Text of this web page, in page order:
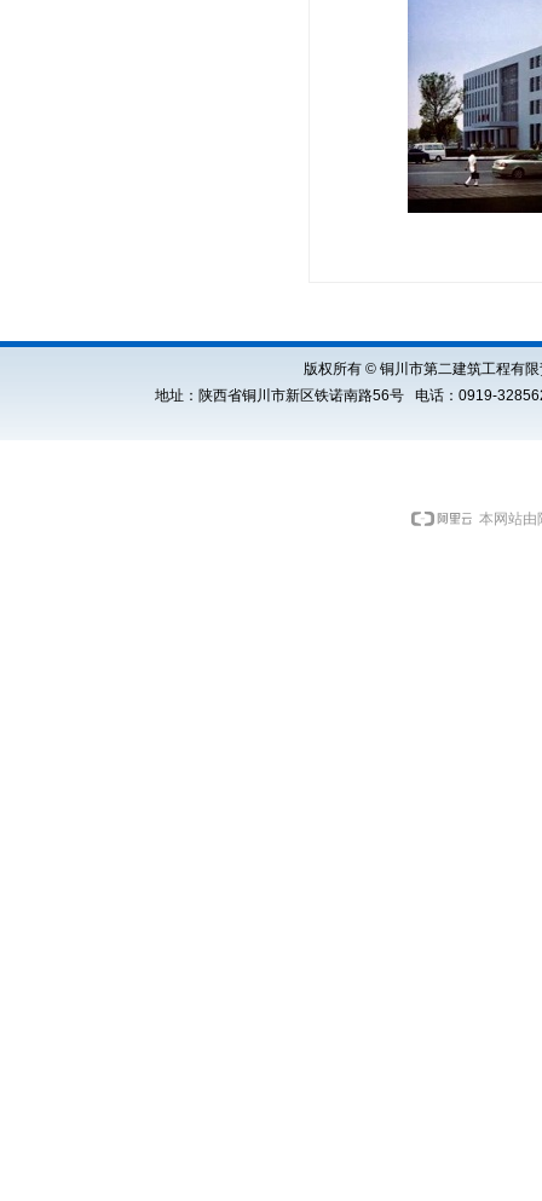
版权所有 © 铜川市第二建筑工程有
地址：陕西省铜川市新区铁诺南路56号 电话：0919-
本网站由